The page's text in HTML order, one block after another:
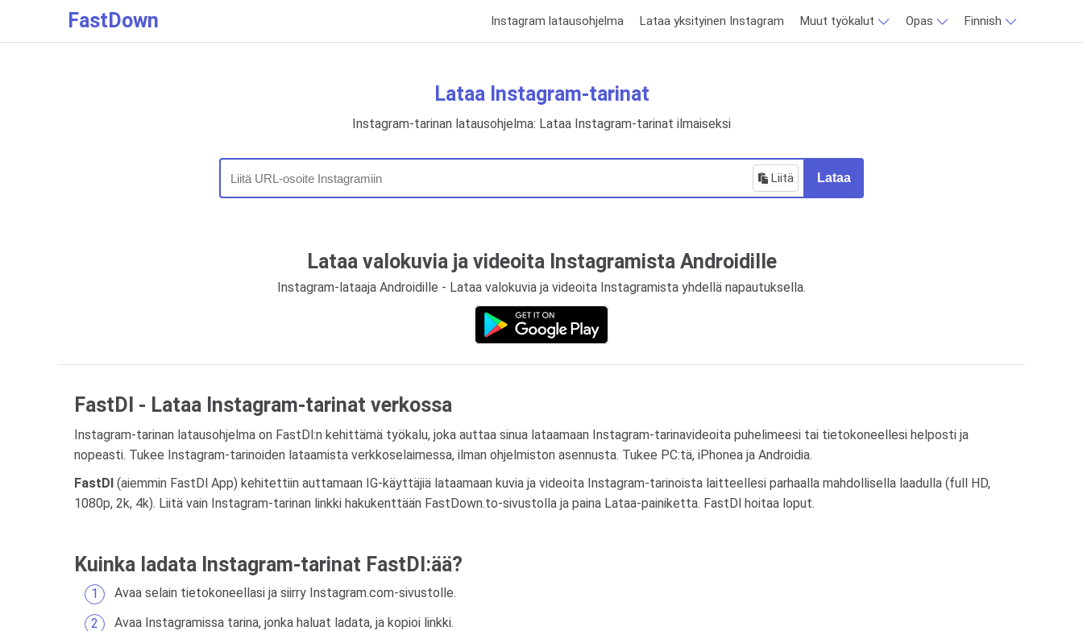
FastDown Instagram latausohjelma Lataa yksityinen Instagram Muut työkalut Opas Finnish
Lataa Instagram-tarinat
Instagram-tarinan latausohjelma: Lataa Instagram-tarinat ilmaiseksi
Liitä Lataa
Lataa valokuvia ja videoita Instagramista Androidille
Instagram-lataaja Androidille - Lataa valokuvia ja videoita Instagramista yhdellä napautuksella.
FastDl - Lataa Instagram-tarinat verkossa
Instagram-tarinan latausohjelma on FastDl:n kehittämä työkalu, joka auttaa sinua lataamaan Instagram-tarinavideoita puhelimeesi tai tietokoneellesi helposti ja
nopeasti. Tukee Instagram-tarinoiden lataamista verkkoselaimessa, ilman ohjelmiston asennusta. Tukee PC:tä, iPhonea ja Androidia.
FastDl (aiemmin FastDl App) kehitettiin auttamaan IG-käyttäjiä lataamaan kuvia ja videoita Instagram-tarinoista laitteellesi parhaalla mahdollisella laadulla (full HD,
1080p, 2k, 4k). Liitä vain Instagram-tarinan linkki hakukenttään FastDown.to-sivustolla ja paina Lataa-painiketta. FastDl hoitaa loput.
Kuinka ladata Instagram-tarinat FastDl:ää?
Avaa selain tietokoneellasi ja siirry Instagram.com-sivustolle.
Avaa Instagramissa tarina, jonka haluat ladata, ja kopioi linkki.